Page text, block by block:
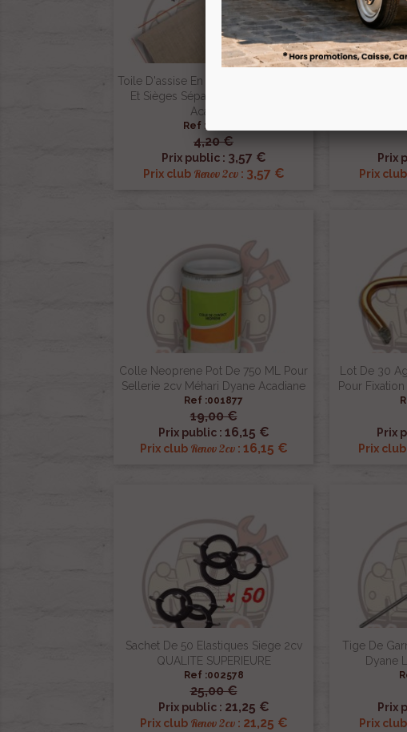
Toile D'assise En Jute Pour Banquette
Et Sièges Séparés De 2cv Dyane
Acadiane
Ref :000466
4,20 €
Prix public : 3,57 €
Prix club Renov 2cv: 3,57 €
 Aperçu rapide
Toile De
Séparés
Prix
Prix club

Colle Neoprene Pot De 750 ML Pour
Sellerie 2cv Méhari Dyane Acadiane
Ref :001877
19,00 €
Prix public : 16,15 €
Prix club Renov 2cv: 16,15 €
 Aperçu rapide
Lot De 30
Pour
Prix
Prix club

Sachet De 50 Elastiques Siege 2cv
QUALITE SUPERIEURE
Ref :002578
25,00 €
Prix public : 21,25 €
Prix club Renov 2cv: 21,25 €
 Aperçu rapide
Tige De
Dyane
Prix
Prix club
